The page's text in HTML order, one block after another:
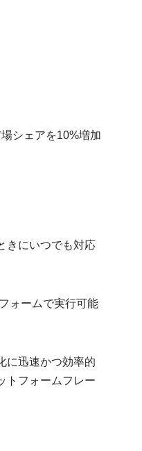
シェアを10%増加
きにいつでも対応
ォームで実行可能
に迅速かつ効率的
トフォームフレー